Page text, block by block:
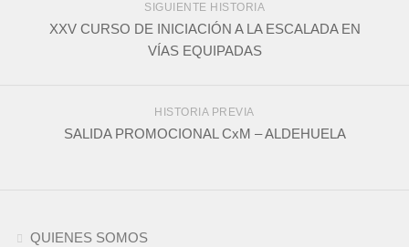
SIGUIENTE HISTORIA
XXV CURSO DE INICIACIÓN A LA ESCALADA EN
VÍAS EQUIPADAS
HISTORIA PREVIA
SALIDA PROMOCIONAL CxM – ALDEHUELA
QUIENES SOMOS